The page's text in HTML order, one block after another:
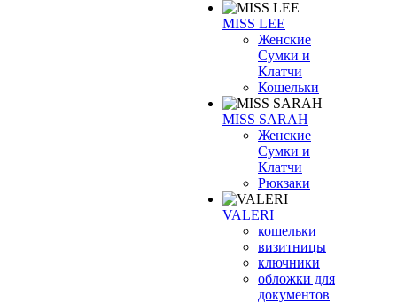
MISS LEE
Женские
Сумки и
Клатчи
Кошельки
MISS SARAH
Женские
Сумки и
Клатчи
Рюкзаки
VALERI
кошельки
визитницы
ключники
обложки для
документов